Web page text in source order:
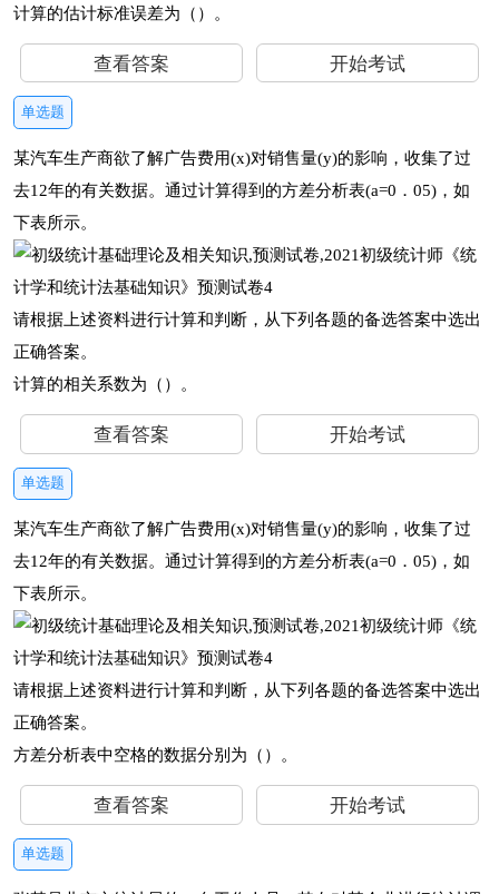
计算的估计标准误差为（）。
查看答案 开始考试
单选题
某汽车生产商欲了解广告费用(x)对销售量(y)的影响，收集了过
去12年的有关数据。通过计算得到的方差分析表(a=0．05)，如
下表所示。
请根据上述资料进行计算和判断，从下列各题的备选答案中选出
正确答案。
计算的相关系数为（）。
查看答案 开始考试
单选题
某汽车生产商欲了解广告费用(x)对销售量(y)的影响，收集了过
去12年的有关数据。通过计算得到的方差分析表(a=0．05)，如
下表所示。
请根据上述资料进行计算和判断，从下列各题的备选答案中选出
正确答案。
方差分析表中空格的数据分别为（）。
查看答案 开始考试
单选题